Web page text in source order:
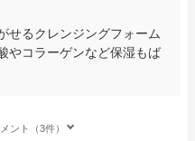
せるクレンジングフォーム
やコラーゲンなど保湿もば
ント（3件）